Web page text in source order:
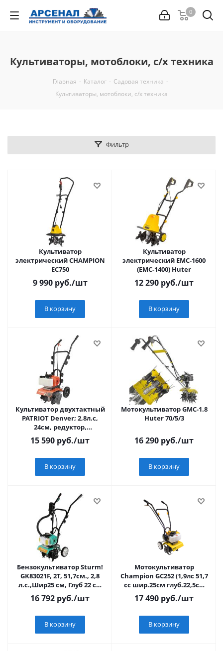
0
Культиваторы, мотоблоки, с/х техника
Главная - Каталог - Садовая техника -
Культиваторы, мотоблоки, с/х техника
Фильтр
Культиватор
электрический CHAMPION
EC750
9 990руб./шт
В корзину
Культиватор
электрический ЕМС-1600
(ЕМС-1400) Huter
12 290 руб./шт
В корзину
Культиватор двухтактный
PATRIOT Denver; 2,8л.с,
24см, редуктор,
червячный, скорость 1
вперед
15 590 руб./шт
В корзину
Мотокультиватор GMC-1.8
Huter 70/5/3
16 290 руб./шт
В корзину
Бензокультиватор Sturm!
GK83021F, 2T, 51,7см., 2,8
л.с.,Шир25 см, Глуб 22 см
ВЫНОСНОЙ ФИЛЬТР
16 792 руб./шт
В корзину
Мотокультиватор
Champion GC252 (1,9лс 51,7
сс шир.25см глуб.22,5см
1,2л 15,85кг) Китай
17 490 руб./шт
В корзину